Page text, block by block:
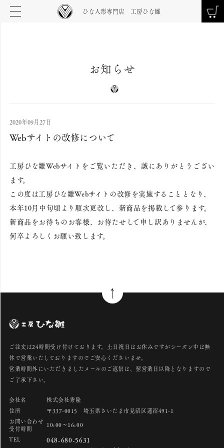
ひな人形専門店 工房ひな雛
お知らせ
2020年09月27日
Webサイトの改修について
工房ひな雛Webサイトをご覧いただき、誠にありがとうござい
ます。
この度は工房ひな雛Webサイトの改修を実施することとなり、
本年10月中旬頃より順次更改し、新商品を掲載して参ります。
新商品をお待ちのお客様、お待たせして申し訳ありませんが、
何卒よろしくお願い致します。
会社名
株式会社秀隆
住所
〒337-0015 埼玉県さいたま市見沼区蓮沼491-1
お問い合わせ
受付時間
10:00～16:00
TEL
048-680-5631
ご注文は24時間受け付けております。土日祝日はお休みですがシーズン中は無
休で営業いたしておりますのでご安心くださいませ。
営業時間外にいただきましたメールのご返信は、翌営業日以降となりますので
ご了承下さい。